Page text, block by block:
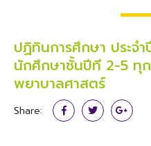
ปฏิทินการศึกษา ประจ
นักศึกษาชั้นปีที 2-5 ทุ
พยาบาลศาสตร์
Share: